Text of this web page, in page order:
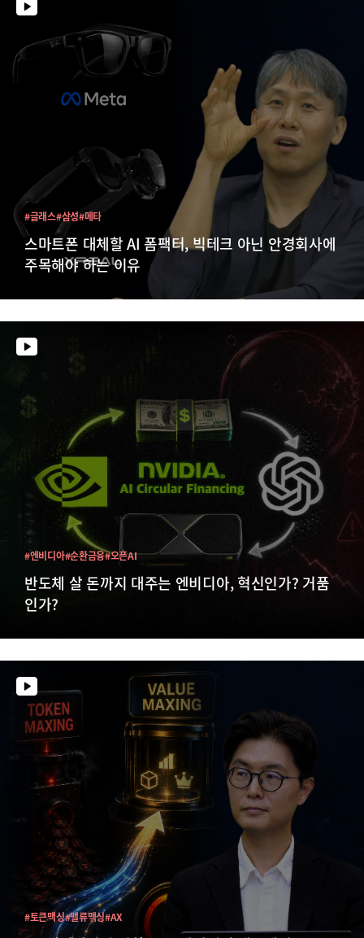
스마트폰 대체할 AI 폼팩터, 빅테크 아닌 안경회사에
주목해야 하는 이유
#글래스#삼성#메타
반도체 살 돈까지 대주는 엔비디아, 혁신인가? 거품
인가?
#엔비디아#순환금융#오픈AI
#토큰맥싱#밸류맥싱#AX